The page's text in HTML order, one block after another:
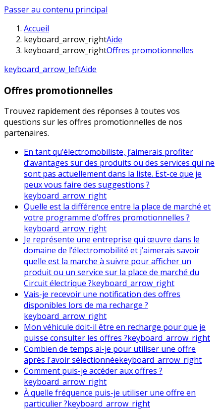
Passer au contenu principal
Accueil
keyboard_arrow_rightAide
keyboard_arrow_rightOffres promotionnelles
keyboard_arrow_leftAide
Offres promotionnelles
Trouvez rapidement des réponses à toutes vos
questions sur les offres promotionnelles de nos
partenaires.
En tant qu’électromobiliste, j’aimerais profiter
d’avantages sur des produits ou des services qui ne
sont pas actuellement dans la liste. Est-ce que je
peux vous faire des suggestions ?
keyboard_arrow_right
Quelle est la différence entre la place de marché et
votre programme d’offres promotionnelles ?
keyboard_arrow_right
Je représente une entreprise qui œuvre dans le
domaine de l’électromobilité et j’aimerais savoir
quelle est la marche à suivre pour afficher un
produit ou un service sur la place de marché du
Circuit électrique ?keyboard_arrow_right
Vais-je recevoir une notification des offres
disponibles lors de ma recharge ?
keyboard_arrow_right
Mon véhicule doit-il être en recharge pour que je
puisse consulter les offres ?keyboard_arrow_right
Combien de temps ai-je pour utiliser une offre
après l'avoir sélectionnéekeyboard_arrow_right
Comment puis-je accéder aux offres ?
keyboard_arrow_right
À quelle fréquence puis-je utiliser une offre en
particulier ?keyboard_arrow_right